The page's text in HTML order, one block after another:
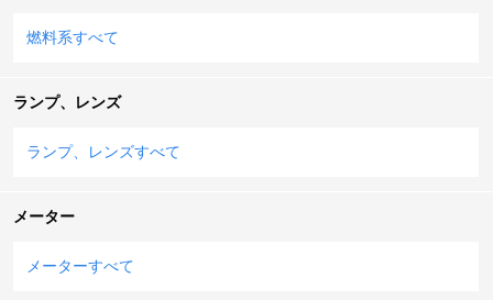
燃料系すべて
ランプ、レンズ
ランプ、レンズすべて
メーター
メーターすべて